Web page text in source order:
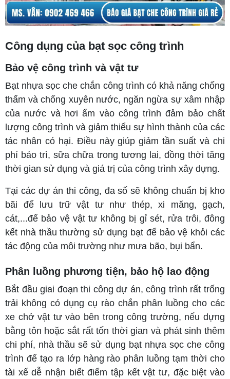
Công dụng của bạt sọc công trình
Bảo vệ công trình và vật tư
Bạt nhựa sọc che chắn công trình có khả năng chống
thấm và chống xuyên nước, ngăn ngừa sự xâm nhập
của nước và hơi ẩm vào công trình đảm bảo chất
lượng công trình và giảm thiểu sự hình thành của các
tác nhân có hại. Điều này giúp giảm tần suất và chi
phí bảo trì, sữa chữa trong tương lai, đồng thời tăng
thời gian sử dụng và giá trị của công trình xây dựng.
Tại các dự án thi công, đa số sẽ không chuẩn bị kho
bãi để lưu trữ vật tư như thép, xi măng, gạch,
cát,...để bảo vệ vật tư không bị gỉ sét, rửa trôi, đông
kết nhà thầu thường sử dụng bạt để bảo vệ khỏi các
tác động của môi trường như mưa bão, bụi bẩn.
Phân luồng phương tiện, bảo hộ lao động
Bắt đầu giai đoạn thi công dự án, công trình rất trống
trải không có dụng cụ rào chắn phân luồng cho các
xe chở vật tư vào bên trong công trường, nếu dựng
bằng tôn hoặc sắt rất tốn thời gian và phát sinh thêm
chi phí, nhà thầu sẽ sử dụng bạt nhựa sọc che công
trình để tạo ra lớp hàng rào phân luồng tạm thời cho
tài xế dễ nhận biết điểm tập kết vật tư, đặc biệt vào